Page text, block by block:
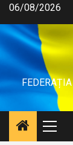
06/08/2026